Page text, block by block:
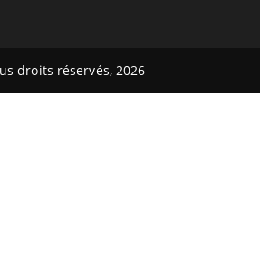
droits réservés, 2026